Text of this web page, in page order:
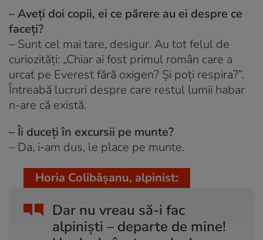
– Aveți doi copii, ei ce părere au ei despre ce
faceți?
– Sunt cel mai tare, desigur. Au tot felul de
curiozități: „Chiar ai fost primul român care a
urcat pe Everest fără oxigen? Și poți respira?”.
Întreabă lucruri despre care restul lumii habar
n-are că există.
– Îi duceți în excursii pe munte?
– Da, i-am dus, le place pe munte.
Dar nu vreau să-i fac
alpiniști – departe de mine!
Horia Colibășanu, alpinist: